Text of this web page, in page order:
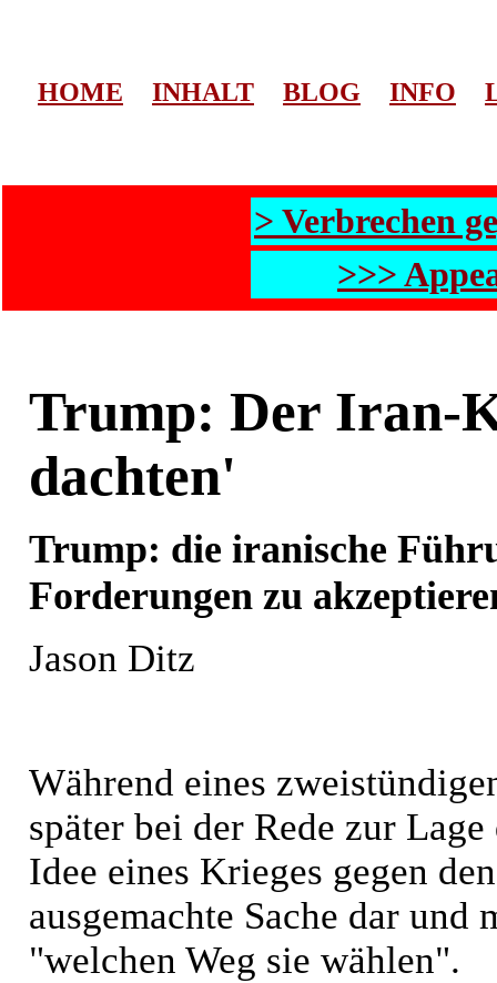
HOME INHALT BLOG INFO
> Verbrechen
>>>
Trump: Der Iran-
dachten'
Trump: die iranische
Forderungen zu
Jason Ditz
Während eines
später bei der Rede zur
Idee eines Krieges gegen
ausgemachte Sache dar und
"welchen Weg sie wählen".